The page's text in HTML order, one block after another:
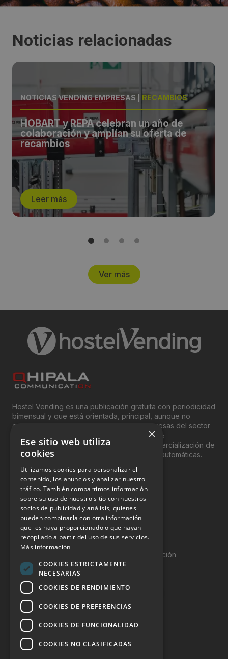
Noticias relacionadas
NOTICIAS VENDING EMPRESAS RECAMBIOS
HOBART y REPA celebran un año de
colaboración y amplían su oferta de
recambios
Leer más
Ver más
Hostel Vending es una publicación gratuita con periodicidad
bimensual y que está orientada, principal, aunque no
exclusivamente, a los profesionales y empresas del sector
del “Vending”; nombre con el que se conoce
genéricamente entre profesionales a la comercialización de
productos y servicios a través de máquinas automáticas.
INFORMACIÓN LEGAL
Aviso Legal
Política de Privacidad
Política de Cookies
Política de calidad y seguridad de la información
Contacto
DOSSIER Y CONTRATACIÓN
Dossier 2026 (ES)
×
Ese sitio web utiliza
cookies
Utilizamos cookies para personalizar el
contenido, los anuncios y analizar nuestro
tráfico. También compartimos información
sobre su uso de nuestro sitio con nuestros
socios de publicidad y análisis, quienes
pueden combinarla con otra información
que les haya proporcionado o que hayan
recopilado a partir del uso de sus servicios.
Más información
COOKIES ESTRICTAMENTE
NECESARIAS
COOKIES DE RENDIMIENTO
COOKIES DE PREFERENCIAS
COOKIES DE FUNCIONALIDAD
COOKIES NO CLASIFICADAS